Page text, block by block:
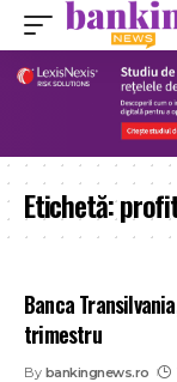
Etichetă:
Banca
trimestru
By bankingnews.ro